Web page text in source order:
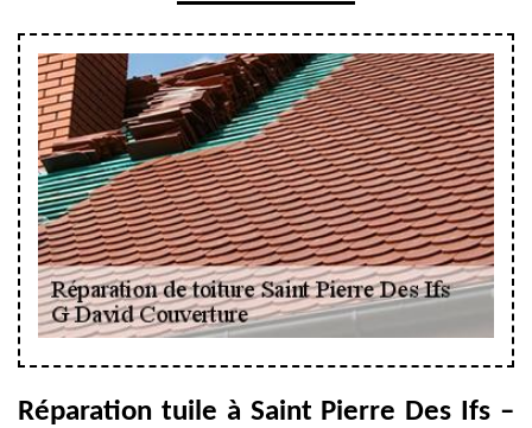
Réparation tuile à Saint Pierre Des Ifs –